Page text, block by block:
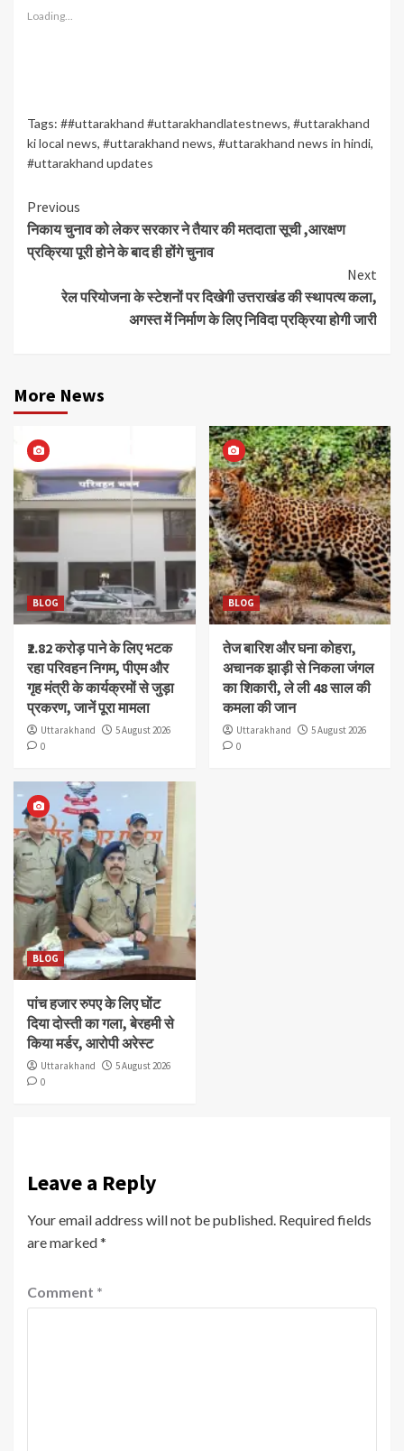
Loading...
Tags: ##uttarakhand #uttarakhandlatestnews, #uttarakhand
ki local news, #uttarakhand news, #uttarakhand news in hindi,
#uttarakhand updates
Continue
Reading
Previous
निकाय चुनाव को लेकर सरकार ने तैयार की मतदाता सूची ,आरक्षण
प्रक्रिया पूरी होने के बाद ही होंगे चुनाव
Next
रेल परियोजना के स्टेशनों पर दिखेगी उत्तराखंड की स्थापत्य कला,
अगस्त में निर्माण के लिए निविदा प्रक्रिया होगी जारी
More News
BLOG
₹2.82 करोड़ पाने के लिए भटक
रहा परिवहन निगम, पीएम और
गृह मंत्री के कार्यक्रमों से जुड़ा
प्रकरण, जानें पूरा मामला
Uttarakhand
5 August 2026
0
BLOG
तेज बारिश और घना कोहरा,
अचानक झाड़ी से निकला जंगल
का शिकारी, ले ली 48 साल की
कमला की जान
Uttarakhand
5 August 2026
0
BLOG
पांच हजार रुपए के लिए घोंट
दिया दोस्ती का गला, बेरहमी से
किया मर्डर, आरोपी अरेस्ट
Uttarakhand
5 August 2026
0
Leave a Reply
Your email address will not be published. Required fields
are marked*
Comment *